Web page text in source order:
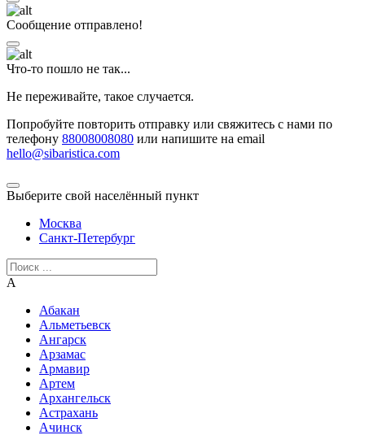
Сообщение отправлено!
Что-то пошло не так...
Не переживайте, такое случается.
Попробуйте повторить отправку или свяжитесь с нами по
телефону 88008008080 или напишите на email
hello@sibaristica.com
Выберите свой населённый пункт
Москва
Санкт-Петербург
А
Абакан
Альметьевск
Ангарск
Арзамас
Армавир
Артем
Архангельск
Астрахань
Ачинск